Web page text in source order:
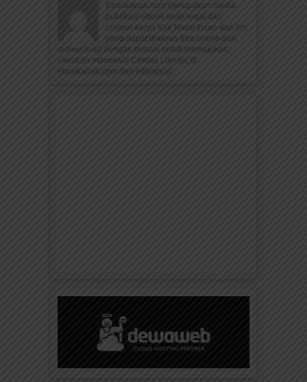
Ebookanak.com merupakan media
publikasi ebook anak legal dan
orisinal karya Kak Nurul Ihsan dan tim
yang dapat diakses free online dan
didownload dengan donasi untuk memajukan
Gerakan Indonesia Cerdas Literasi di
ebookanak.com dan elibrary.id.